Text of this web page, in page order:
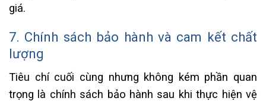
giá.
7. Chính sách bảo hành và cam kết chất
lượng
Tiêu chí cuối cùng nhưng không kém phần quan
trọng là chính sách bảo hành sau khi thực hiện vệ